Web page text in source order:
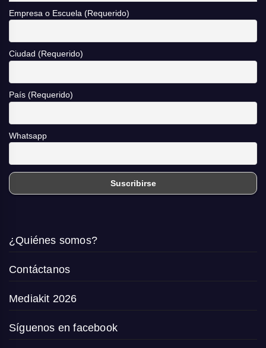
Empresa o Escuela (Requerido)
Ciudad (Requerido)
País (Requerido)
Whatsapp
¿Quiénes somos?
Contáctanos
Mediakit 2026
Síguenos en facebook